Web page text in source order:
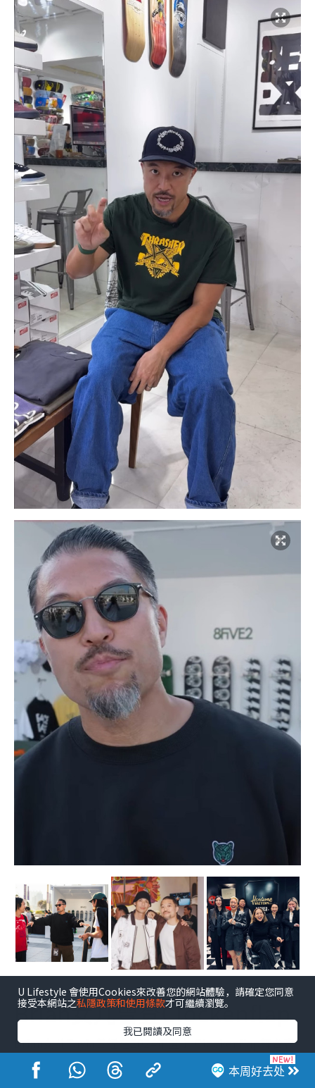
点击图片放大
Brian女儿曾登Clockenflap
Brian女儿Tayla曾经在2024年登上 Clockenflap舞台表
演，她11岁已经开始写歌，14岁推出第一首单曲〈stars
本周好去处
U Lifestyle 會使用Cookies來改善您的網站體驗，請確定您同意
接受本網站之私隱政策和使用條款才可繼續瀏覽。
我已閱讀及同意